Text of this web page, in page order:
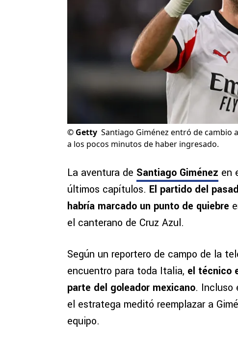
© Getty Santiago Giménez entró de cambio
a los pocos minutos de haber ingresado.
La aventura de Santiago Giménez en
últimos capítulos. El partido del
habría marcado un punto de quiebre
el canterano de Cruz Azul.
Según un reportero de campo de la
encuentro para toda Italia, el técnico
parte del goleador mexicano. Incluso
el estratega meditó reemplazar a
equipo.